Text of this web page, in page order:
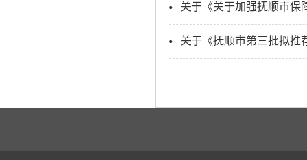
关于《关于加强抚顺市保
关于《抚顺市第三批拟推